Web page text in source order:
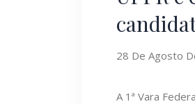
28 De Agosto
A 1ª Vara